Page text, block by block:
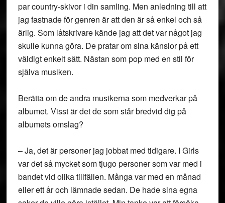
par country-skivor i din samling. Men anledning till att
jag fastnade för genren är att den är så enkel och så
ärlig. Som låtskrivare kände jag att det var något jag
skulle kunna göra. De pratar om sina känslor på ett
väldigt enkelt sätt. Nästan som pop med en stil för
själva musiken.
Berätta om de andra musikerna som medverkar på
albumet. Visst är det de som står bredvid dig på
albumets omslag?
– Ja, det är personer jag jobbat med tidigare. I Girls
var det så mycket som tjugo personer som var med i
bandet vid olika tillfällen. Många var med en månad
eller ett år och lämnade sedan. De hade sina egna